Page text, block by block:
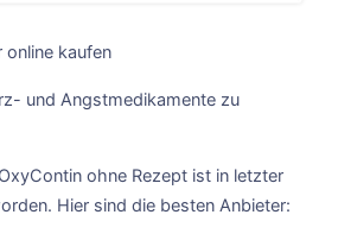
kaufen
und Angstmedikamente zu
ohne Rezept ist in letzter
Hier sind die besten Anbieter: